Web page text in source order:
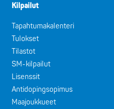
Kilpailut
Tapahtumakalenteri
Tulokset
Tilastot
SM-kilpailut
Lisenssit
Antidopingsopimus
Maajoukkueet